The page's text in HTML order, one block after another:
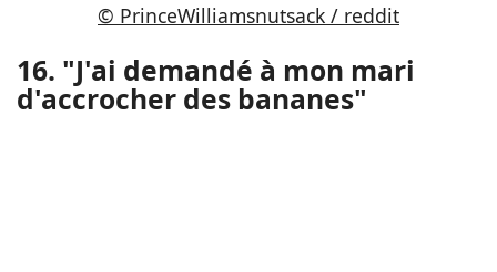
© PrinceWilliamsnutsack / reddit
16. "J'ai demandé à mon mari
d'accrocher des bananes"